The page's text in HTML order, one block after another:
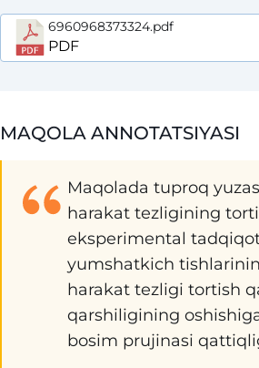
6960968373324.pdf
PDF
MAQOLA ANNOTATSIYASI
Maqolada tuproq
harakat tezligining
eksperimental
yumshatkich
harakat tezligi tortish
qarshiligining
bosim prujinasi